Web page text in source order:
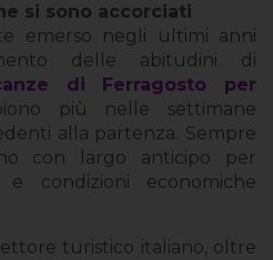
si sono accorciati
emerso negli ultimi anni
delle abitudini di
di Ferragosto per
più nelle settimane
alla partenza. Sempre
con largo anticipo per
e condizioni economiche
turistico italiano, oltre